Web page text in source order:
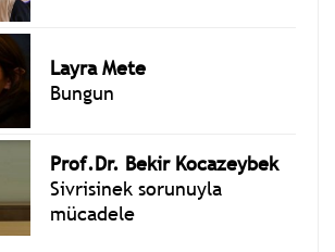
Layra Mete
Bungun
Prof.Dr. Bekir Kocazeybek
Sivrisinek sorunuyla
mücadele